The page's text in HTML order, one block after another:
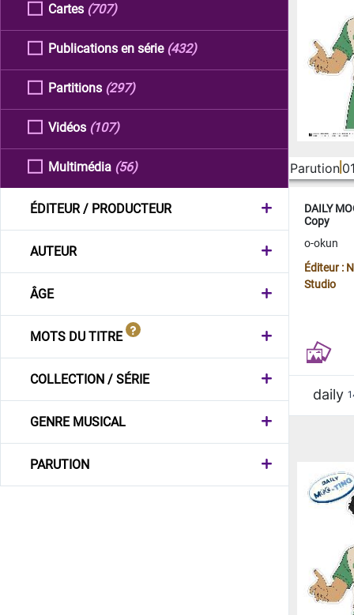
Cartes (707)
Publications en série (432)
Partitions (297)
Vidéos (107)
Multimédia (56)
ÉDITEUR / PRODUCTEUR
AUTEUR
ÂGE
MOTS DU TITRE
COLLECTION / SÉRIE
GENRE MUSICAL
PARUTION
Parution
DAILY
Copy
o-okun
Éditeur :
Studio
daily